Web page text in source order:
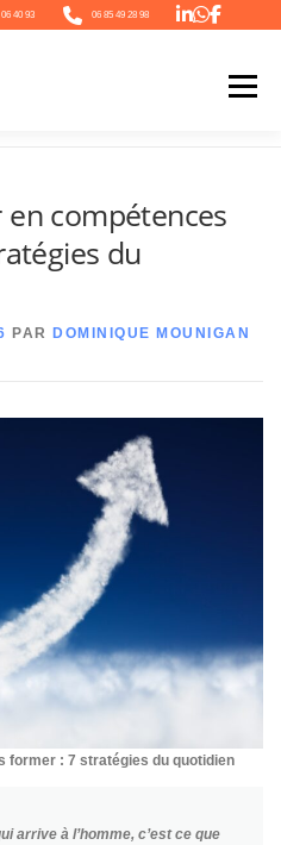
40 93 06 85 49 28 98
Menu
sans former : 7 stratégies du quotidien
compétences
du
PAR DOMINIQUE MOUNIGAN
former : 7 stratégies du quotidien
arrive à l’homme, c’est ce que